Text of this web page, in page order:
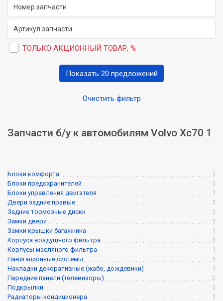
ТОЛЬКО АКЦИОННЫЙ ТОВАР, %
Очистить фильтр
Показать 20 предложений
Запчасти б/у к автомобилям Volvo Xc70 1
Блоки комфорта
1
Блоки предохранителей
1
Блоки управления двигателя
1
Двери задние правые
1
Задние тормозные диски
1
Замки двери
1
Замки крышки багажника
1
Корпуса воздушного фильтра
1
Корпусы масляного фильтра
1
Навигационные системы
1
Накладки декоративные (жабо, дождевики)
1
Передние панели (телевизоры)
2
Подкрылки
1
Радиаторы кондиционера
1